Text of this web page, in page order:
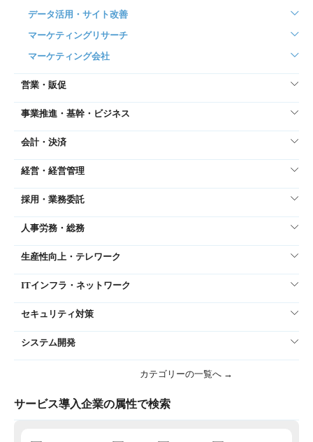
データ活用・サイト改善
マーケティングリサーチ
マーケティング会社
営業・販促
事業推進・基幹・ビジネス
会計・決済
経営・経営管理
採用・業務委託
人事労務・総務
生産性向上・テレワーク
ITインフラ・ネットワーク
セキュリティ対策
システム開発
カテゴリーの一覧へ →
サービス導入企業の属性で検索